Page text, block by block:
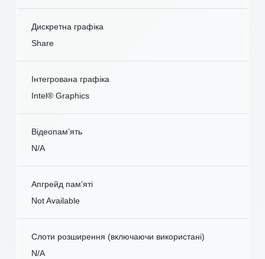
Дискретна графіка
Share
Інтегрована графіка
Intel® Graphics
Відеопам’ять
N/A
Апгрейд пам’яті
Not Available
Слоти розширення (включаючи використані)
N/A